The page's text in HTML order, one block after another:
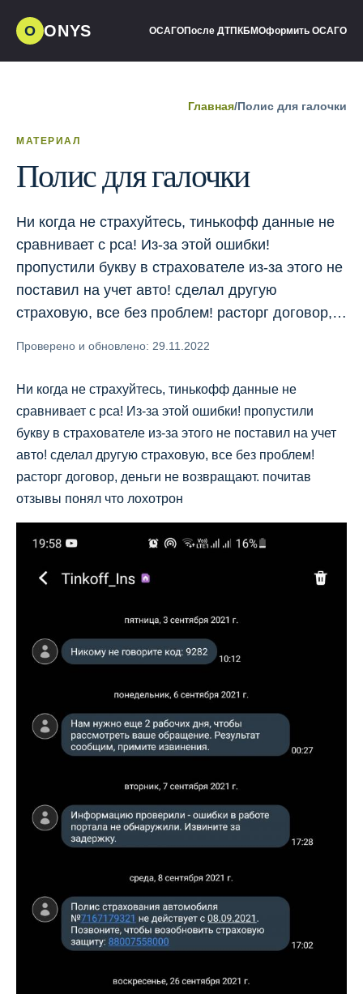
О ONYS ОСАГОПосле ДТП КБМОформить ОСАГО
Главная/ Полис для галочки
МАТЕРИАЛ
Полис для галочки
Ни когда не страхуйтесь, тинькофф данные не
сравнивает с рса! Из-за этой ошибки!
пропустили букву в страхователе из-за этого не
поставил на учет авто! сделал другую
страховую, все без проблем! расторг договор,…
Проверено и обновлено: 29.11.2022
Ни когда не страхуйтесь, тинькофф данные не
сравнивает с рса! Из-за этой ошибки! пропустили
букву в страхователе из-за этого не поставил на учет
авто! сделал другую страховую, все без проблем!
расторг договор, деньги не возвращают. почитав
отзывы понял что лохотрон